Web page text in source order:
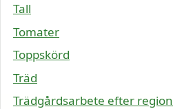
Tall
Tomater
Toppskörd
Träd
Trädgårdsarbete efter region